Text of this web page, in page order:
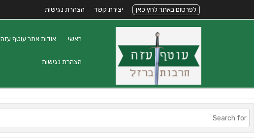
לפרסום באתר לחץ כאן יצירת קשר הצהרת נגישות
ראשי אודות אתר עוטף עזה
הצהרת נגישות